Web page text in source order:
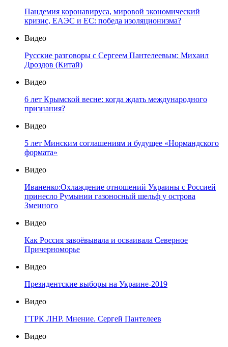
Пандемия коронавируса, мировой экономический
кризис, ЕАЭС и ЕС: победа изоляционизма?
Видео
Русские разговоры с Сергеем Пантелеевым: Михаил
Дроздов (Китай)
Видео
6 лет Крымской весне: когда ждать международного
признания?
Видео
5 лет Минским соглашениям и будущее «Нормандского
формата»
Видео
Иваненко:Охлаждение отношений Украины с Россией
принесло Румынии газоносный шельф у острова
Змеиного
Видео
Как Россия завоёвывала и осваивала Северное
Причерноморье
Видео
Президентские выборы на Украине-2019
Видео
ГТРК ЛНР. Мнение. Сергей Пантелеев
Видео